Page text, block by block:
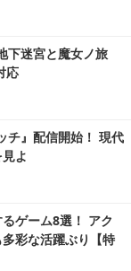
下迷宮と魔女ノ旅
応
チ』配信開始！ 現代
よ
ゲーム8選！ アク
彩な活躍ぶり【特